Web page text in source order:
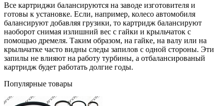
Все картриджи балансируются на заводе изготовителя и
готовы к установке. Если, например, колесо автомобиля
балансируют добавляя грузики, то картридж балансируют
наоборот снимая излишний вес с гайки и крыльчаток с
помощью дремеля. Таким образом, на гайке, на валу или на
крыльчатке часто видны следы запилов с одной стороны. Эти
запилы не влияют на работу турбины, а отбалансированый
картридж будет работать долгие годы.
Популярные товары